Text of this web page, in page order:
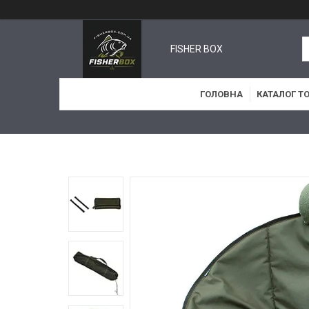
FISHER BOX
ГОЛОВНА КАТАЛОГ